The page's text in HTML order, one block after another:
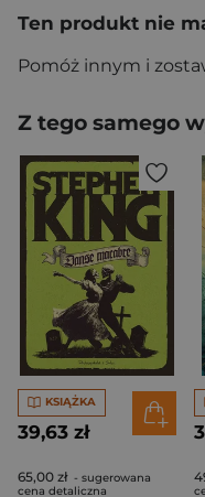
Ten produkt nie
Pomóż innym i
Z tego samego
KSIĄŻKA
39,63 zł
65,00 zł - sugerowana
cena detaliczna